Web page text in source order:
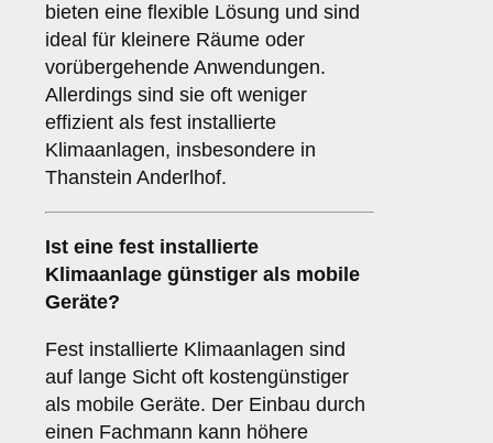
bieten eine flexible Lösung und sind
ideal für kleinere Räume oder
vorübergehende Anwendungen.
Allerdings sind sie oft weniger
effizient als fest installierte
Klimaanlagen, insbesondere in
Thanstein Anderlhof.
Ist eine fest installierte
Klimaanlage günstiger als mobile
Geräte?
Fest installierte Klimaanlagen sind
auf lange Sicht oft kostengünstiger
als mobile Geräte. Der Einbau durch
einen Fachmann kann höhere